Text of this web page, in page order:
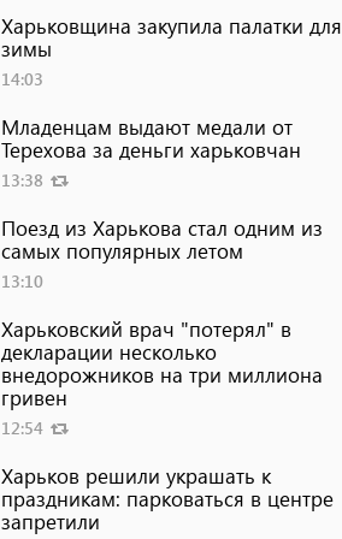
Харьковщина закупила палатки для
зимы
14:03
Младенцам выдают медали от
Терехова за деньги харьковчан
13:38
Поезд из Харькова стал одним из
самых популярных летом
13:10
Харьковский врач "потерял" в
декларации несколько
внедорожников на три миллиона
гривен
12:54
Харьков решили украшать к
праздникам: парковаться в центре
запретили